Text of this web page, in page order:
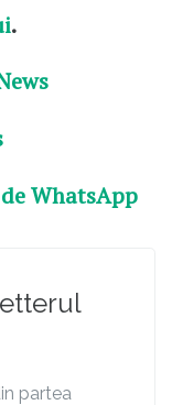
.
WhatsApp
partea